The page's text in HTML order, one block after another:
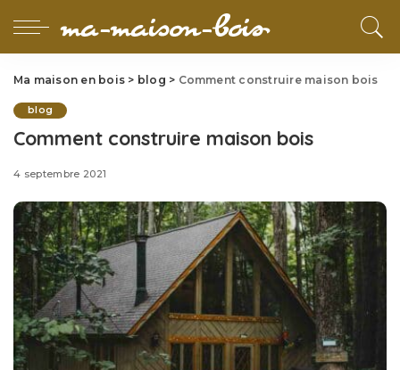
Ma maison en bois > blog > Comment construire maison bois
blog
Comment construire maison bois
4 septembre 2021